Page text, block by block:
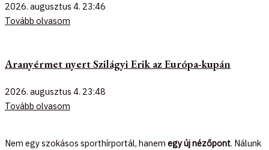
2026. augusztus 4. 23:46
Tovább olvasom
Aranyérmet nyert Szilágyi Erik az Európa-kupán
2026. augusztus 4. 23:48
Tovább olvasom
Nem egy szokásos sporthírportál, hanem egy új nézőpont. Nálunk